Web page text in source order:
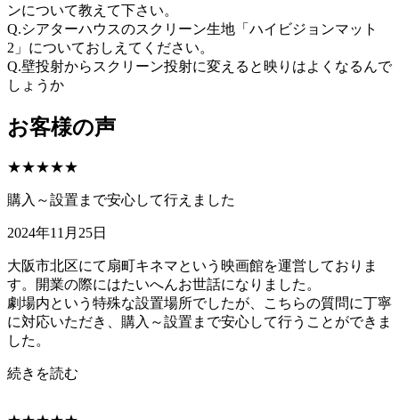
ンについて教えて下さい。
Q.シアターハウスのスクリーン生地「ハイビジョンマット
2」についておしえてください。
Q.壁投射からスクリーン投射に変えると映りはよくなるんで
しょうか
お客様の声
★★★★★
購入～設置まで安心して行えました
2024年11月25日
大阪市北区にて扇町キネマという映画館を運営しておりま
す。開業の際にはたいへんお世話になりました。
劇場内という特殊な設置場所でしたが、こちらの質問に丁寧
に対応いただき、購入～設置まで安心して行うことができま
した。
続きを読む